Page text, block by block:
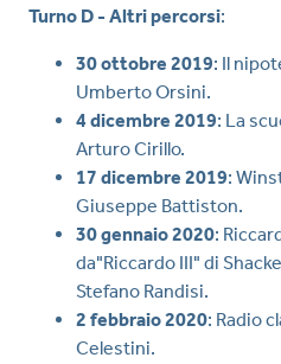
Turno D - Altri percorsi:
30 ottobre 2019: Il
Umberto Orsini.
4 dicembre 2019: La
Arturo Cirillo.
17 dicembre 2019:
Giuseppe Battiston.
30 gennaio 2020:
da"Riccardo III" di
Stefano Randisi.
2 febbraio 2020: Radio
Celestini.